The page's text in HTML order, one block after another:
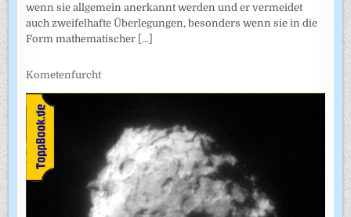
wenn sie allgemein anerkannt werden und er vermeidet
auch zweifel­hafte Überlegungen, besonders wenn sie in die
Form mathematischer [...]
Kometenfurcht